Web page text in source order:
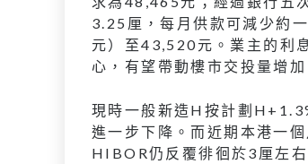
3.25厘，每月供款可減少約
元）至43,520元。業主的利
心，有望帶動樓市交投量增加
現時一般新造H按計劃
進一步下降。而近期本港一
HIBOR仍反覆徘徊於3厘左